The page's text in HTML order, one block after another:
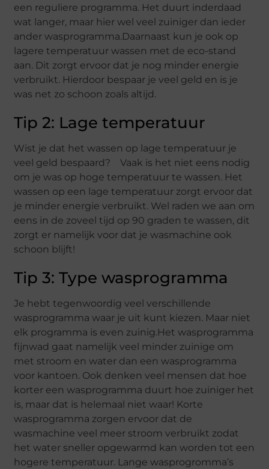
een reguliere programma. Het duurt inderdaad
wat langer, maar hier wel veel zuiniger dan ieder
ander wasprogramma.Daarnaast kun je ook op
lagere temperatuur wassen met de eco-stand
aan. Dit zorgt ervoor dat je nog minder energie
verbruikt. Hierdoor bespaar je veel geld en is je
was net zo schoon zoals altijd.
Tip 2: Lage temperatuur
Wist je dat het wassen op lage temperatuur je
veel geld bespaard? Vaak is het niet eens nodig
om je was op hoge temperatuur te wassen. Het
wassen op een lage temperatuur zorgt ervoor dat
je minder energie verbruikt. Wel raden we aan om
eens in de zoveel tijd op 90 graden te wassen, dit
zorgt er namelijk voor dat je wasmachine ook
schoon blijft!
Tip 3: Type wasprogramma
Je hebt tegenwoordig veel verschillende
wasprogramma waar je uit kunt kiezen. Maar niet
elk programma is even zuinig.Het wasprogramma
fijnwad gaat namelijk veel minder zuinige om
met stroom en water dan een wasprogramma
voor kantoen. Ook denken veel mensen dat hoe
korter een wasprogramma duurt hoe zuiniger het
is, maar dat is helemaal niet waar! Korte
wasprogramma zorgen ervoor dat de
wasmachine veel meer stroom verbruikt zodat
het water sneller opgewarmd kan worden tot een
hogere temperatuur. Lange wasprogromma’s